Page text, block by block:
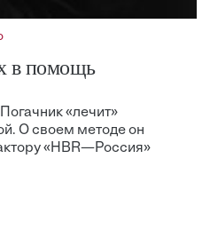
в помощь
«лечит»
О своем методе он
«HBR—Россия»